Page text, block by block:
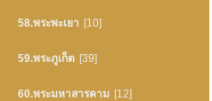
58.พระพะเยา [10]
59.พระภูเก็ต [39]
60.พระมหาสารคาม [12]